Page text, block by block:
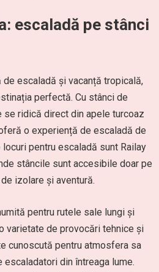
escaladă pe stânci
escaladă și vacanță tropicală,
perfectă. Cu stânci de
se ridică direct din apele turcoaz
o experiență de escaladă de
pentru escaladă sunt Railay
stâncile sunt accesibile doar pe
izolare și aventură.
pentru rutele sale lungi și
varietate de provocări tehnice și
cunoscută pentru atmosfera sa
din întreaga lume.